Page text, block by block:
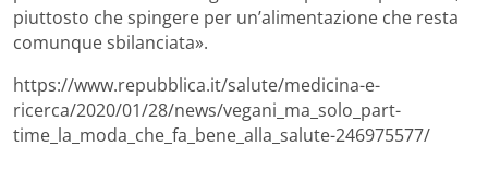
piuttosto che spingere per un’alimentazione che resta
comunque sbilanciata».
https://www.repubblica.it/salute/medicina-e-
ricerca/2020/01/28/news/vegani_ma_solo_part-
time_la_moda_che_fa_bene_alla_salute-246975577/